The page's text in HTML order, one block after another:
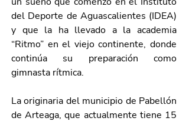
del Deporte de Aguascalientes (IDEA)
y que la ha llevado a la academia
“Ritmo” en el viejo continente, donde
continúa su preparación como
gimnasta rítmica.
La originaria del municipio de Pabellón
de Arteaga, que actualmente tiene 15